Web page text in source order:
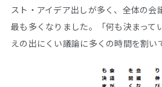
スト・アイデア出しが多く、全体の会
最も多くなりました。「何も決まって
えの出にくい議論に多くの時間を割い